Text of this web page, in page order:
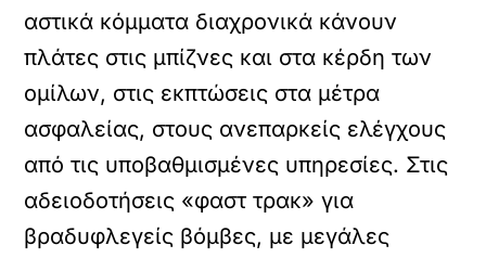
αστικά κόμματα διαχρονικά κάνουν
πλάτες στις μπίζνες και στα κέρδη των
ομίλων, στις εκπτώσεις στα μέτρα
ασφαλείας, στους ανεπαρκείς ελέγχους
από τις υποβαθμισμένες υπηρεσίες. Στις
αδειοδοτήσεις «φαστ τρακ» για
βραδυφλεγείς βόμβες, με μεγάλες